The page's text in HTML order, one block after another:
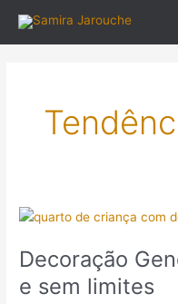
para
o
Decoração
e sem limites
Decoração
Sem
e